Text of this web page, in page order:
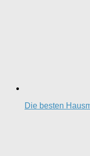
Die besten